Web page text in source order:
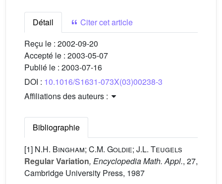
Détail
Citer cet article
Reçu le : 2002-09-20
Accepté le : 2003-05-07
Publié le : 2003-07-16
DOI : 10.1016/S1631-073X(03)00238-3
Affiliations des auteurs :
Bibliographie
[1] N.H. Bingham; C.M. Goldie; J.L. Teugels
Regular Variation, Encyclopedia Math. Appl., 27,
Cambridge University Press, 1987